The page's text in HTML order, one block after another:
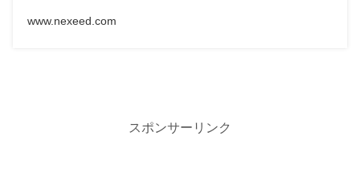
www.nexeed.com
スポンサーリンク